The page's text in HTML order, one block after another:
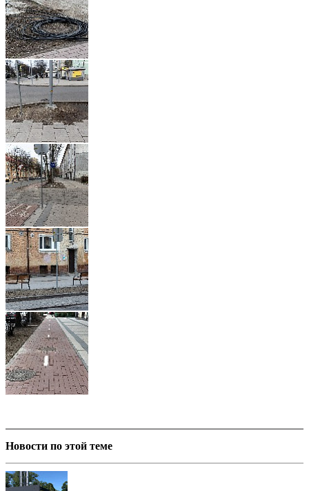
Новости по этой теме